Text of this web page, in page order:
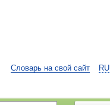
RU
Словарь на свой сайт